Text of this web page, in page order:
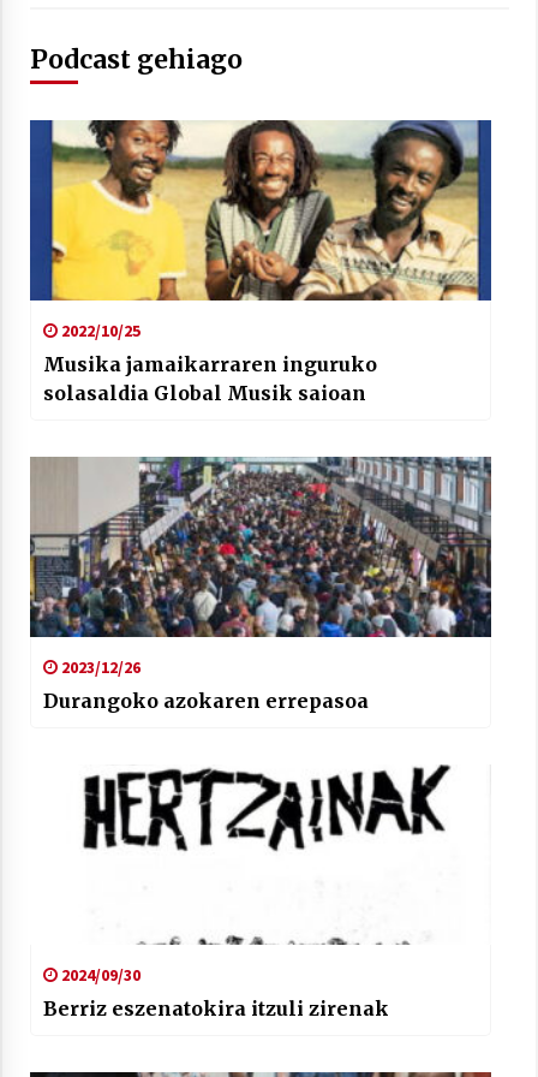
Arrosaren laburpen bideoa Hamaika
Telebistaren eskutik
2021/06/30
Podcast gehiago
2022/10/25
Musika jamaikarraren inguruko
solasaldia Global Musik saioan
2023/12/26
Durangoko azokaren errepasoa
2024/09/30
Berriz eszenatokira itzuli zirenak